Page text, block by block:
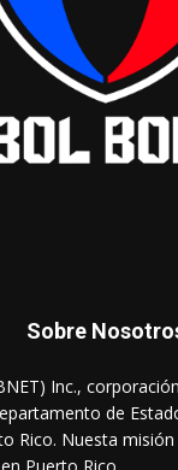
Sobre
Inc.,
de
Rico. Nuesta